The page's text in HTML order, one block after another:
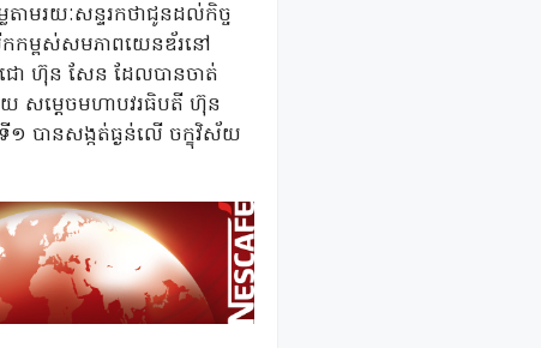
ាមរយៈសន្ទរកថាជូនដល់កិច្ច
កកម្ពស់សមភាពយេនឌ័រនៅ
ជោ ហ៊ុន សែន ដែលបានចាត់
ោយ សម្តេចមហាបវរធិបតី ហ៊ុន
១ បានសង្កត់ធ្ងន់លើ ចក្ខុវិស័យ